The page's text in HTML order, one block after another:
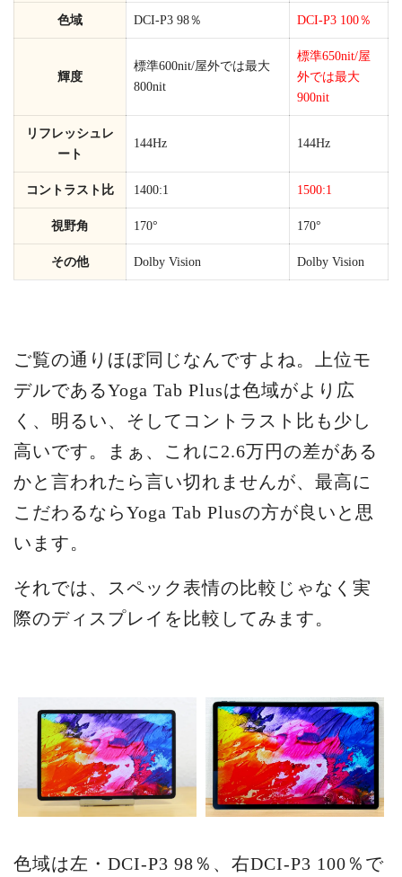
色域 DCI-P3 98％ DCI-P3 100％
輝度
標準600nit/屋外では最大
800nit
標準650nit/屋
外では最大
900nit
リフレッシュレ
ート
144Hz 144Hz
コントラスト比 1400:1 1500:1
視野角 170° 170°
その他 Dolby Vision Dolby Vision
ご覧の通りほぼ同じなんですよね。上位モ
デルであるYoga Tab Plusは色域がより広
く、明るい、そしてコントラスト比も少し
高いです。まぁ、これに2.6万円の差がある
かと言われたら言い切れませんが、最高に
こだわるならYoga Tab Plusの方が良いと思
います。
それでは、スペック表情の比較じゃなく実
際のディスプレイを比較してみます。
色域は左・DCI-P3 98％、右DCI-P3 100％で